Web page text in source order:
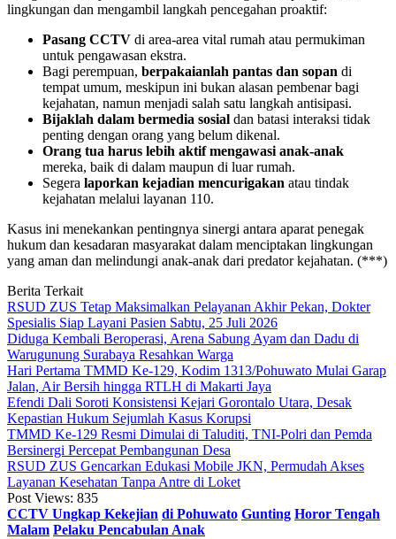
lingkungan dan mengambil langkah pencegahan proaktif:
Pasang CCTV di area-area vital rumah atau permukiman
untuk pengawasan ekstra.
Bagi perempuan, berpakaianlah pantas dan sopan di
tempat umum, meskipun ini bukan alasan pembenar bagi
kejahatan, namun menjadi salah satu langkah antisipasi.
Bijaklah dalam bermedia sosial dan batasi interaksi tidak
penting dengan orang yang belum dikenal.
Orang tua harus lebih aktif mengawasi anak-anak
mereka, baik di dalam maupun di luar rumah.
Segera laporkan kejadian mencurigakan atau tindak
kejahatan melalui layanan 110.
Kasus ini menekankan pentingnya sinergi antara aparat penegak
hukum dan kesadaran masyarakat dalam menciptakan lingkungan
yang aman dan melindungi anak-anak dari predator kejahatan. (***)
Berita Terkait
RSUD ZUS Tetap Maksimalkan Pelayanan Akhir Pekan, Dokter
Spesialis Siap Layani Pasien Sabtu, 25 Juli 2026
Diduga Kembali Beroperasi, Arena Sabung Ayam dan Dadu di
Warugunung Surabaya Resahkan Warga
Hari Pertama TMMD Ke-129, Kodim 1313/Pohuwato Mulai Garap
Jalan, Air Bersih hingga RTLH di Makarti Jaya
Efendi Dali Soroti Konsistensi Kejari Gorontalo Utara, Desak
Kepastian Hukum Sejumlah Kasus Korupsi
TMMD Ke-129 Resmi Dimulai di Taluditi, TNI-Polri dan Pemda
Bersinergi Percepat Pembangunan Desa
RSUD ZUS Gencarkan Edukasi Mobile JKN, Permudah Akses
Layanan Kesehatan Tanpa Antre di Loket
Post Views: 835
CCTV Ungkap Kekejian di Pohuwato Gunting Horor Tengah
Malam Pelaku Pencabulan Anak